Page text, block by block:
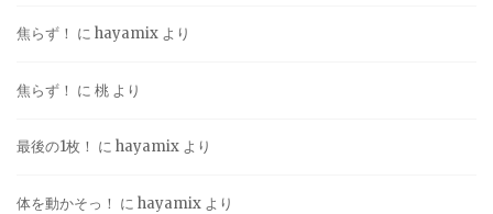
焦らず！ に hayamix より
焦らず！ に 桃 より
最後の1枚！ に hayamix より
体を動かそっ！ に hayamix より